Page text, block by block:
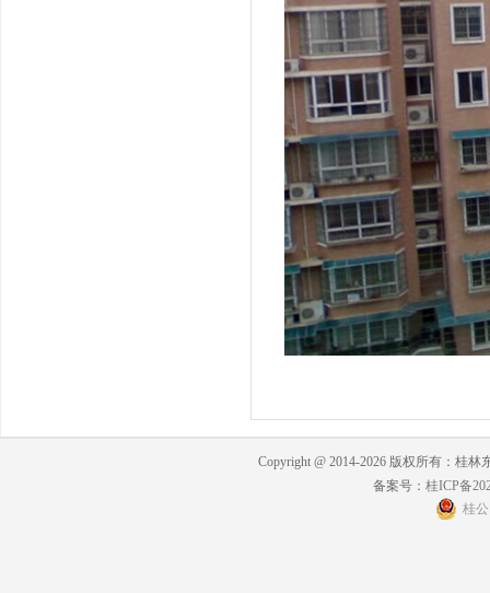
Copyright @ 2014-2026 版权所有：桂林
备案号： 桂ICP备
桂公